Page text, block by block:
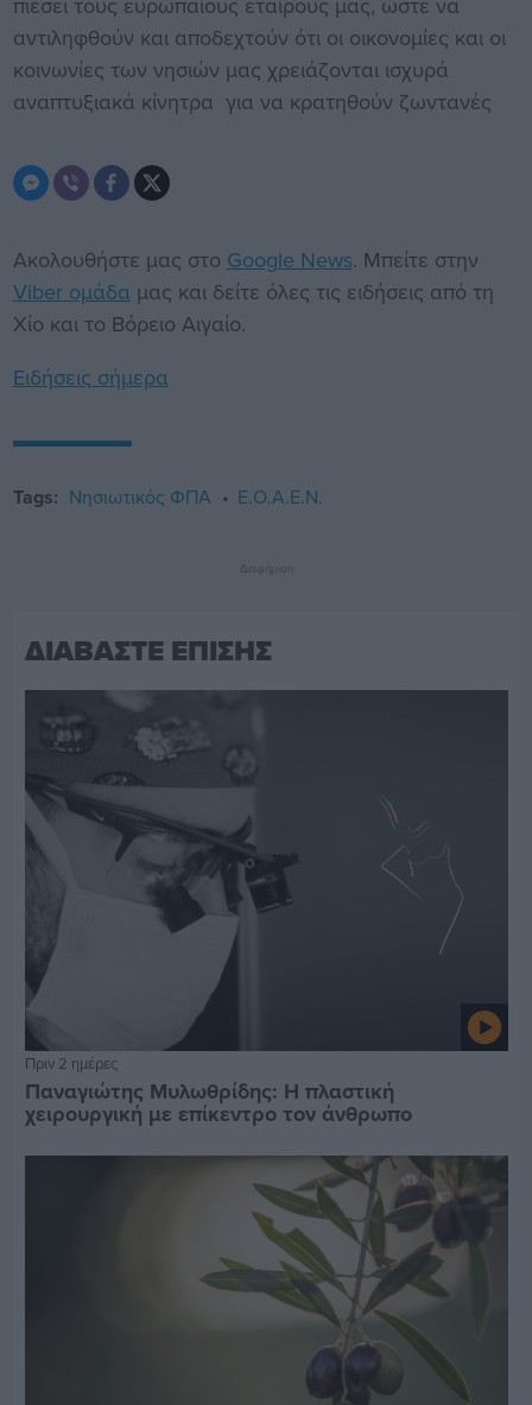
αντιληφθούν και αποδεχτούν ότι οι οικονομίες και οι
κοινωνίες των νησιών μας χρειάζονται ισχυρά
αναπτυξιακά κίνητρα για να κρατηθούν ζωντανές
Ακολουθήστε μας στο Google News. Μπείτε στην
Viber ομάδα μας και δείτε όλες τις ειδήσεις από τη
Χίο και το Βόρειο Αιγαίο.
Ειδήσεις σήμερα
Tags: Νησιωτικός ΦΠΑ Ε.Ο.Α.Ε.Ν.
Διαφήμιση
ΔΙΑΒΑΣΤΕ ΕΠΙΣΗΣ
Πριν 2 ημέρες
Παναγιώτης Μυλωθρίδης: Η πλαστική
χειρουργική με επίκεντρο τον άνθρωπο